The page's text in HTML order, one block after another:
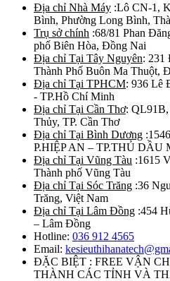
Địa chỉ Nhà Máy :Lô CN-1,
Bình, Phường Long Bình,
Trụ sở chính :68/81 Phan
phố Biên Hòa, Đồng Nai
Địa chỉ Tại Tây Nguyên: 231
Thành Phố Buôn Ma Thuột,
Địa chỉ Tại TPHCM: 936 Lê
- TP.Hồ Chí Minh
Địa chỉ Tại Cần Thơ: QL91B,
Thủy, TP. Cần Thơ
Địa chỉ Tại Bình Dương
P.HIỆP AN – TP.THỦ
Địa chỉ Tại Vũng Tàu :1615
Thành phố Vũng Tàu
Địa chỉ Tại Sóc Trăng :36
Trăng, Việt Nam
Địa chỉ Tại Lâm Đồng :454
– Lâm Đồng
Hotline: 036 912 4565
Email:
ĐẶC BIỆT : FREE VẬN
THÀNH CÁC TỈNH VÀ